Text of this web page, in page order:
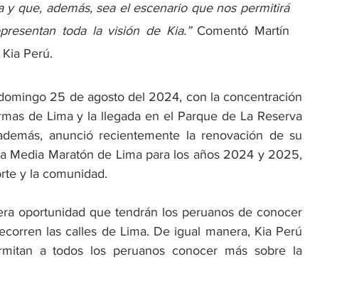
y que, además, sea el escenario que nos permitirá
toda la visión de Kia.” Comentó Martín
Perú.
25 de agosto del 2024, con la concentración
de Lima y la llegada en el Parque de La Reserva
anunció recientemente la renovación de su
Media Maratón de Lima para los años 2024 y 2025,
y la comunidad.
oportunidad que tendrán los peruanos de conocer
las calles de Lima. De igual manera, Kia Perú
a todos los peruanos conocer más sobre la